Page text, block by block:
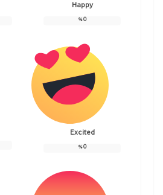
Happy
0
%
Excited
0
%